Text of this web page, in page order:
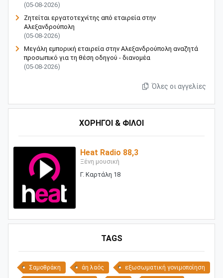
(05-08-2026)
Ζητείται εργατοτεχνίτης από εταιρεία στην
Αλεξανδρούπολη
(05-08-2026)
Μεγάλη εμπορική εταιρεία στην Αλεξανδρούπολη αναζητά
προσωπικό για τη θέση οδηγού - διανομέα
(05-08-2026)
Όλες οι αγγελίες
ΧΟΡΗΓΟΙ & ΦΙΛΟΙ
Heat Radio 88,3
Ξένη μουσική
Γ. Καρτάλη 18
TAGS
Σαμοθράκη άη λαός εξωσωματική γονιμοποίηση